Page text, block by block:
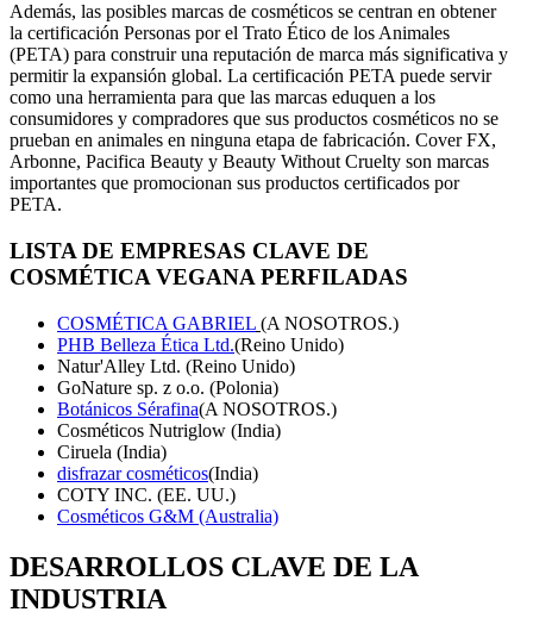
Además, las posibles marcas de cosméticos se centran en obtener
la certificación Personas por el Trato Ético de los Animales
(PETA) para construir una reputación de marca más significativa y
permitir la expansión global. La certificación PETA puede servir
como una herramienta para que las marcas eduquen a los
consumidores y compradores que sus productos cosméticos no se
prueban en animales en ninguna etapa de fabricación. Cover FX,
Arbonne, Pacifica Beauty y Beauty Without Cruelty son marcas
importantes que promocionan sus productos certificados por
PETA.
LISTA DE EMPRESAS CLAVE DE
COSMÉTICA VEGANA PERFILADAS
COSMÉTICA GABRIEL (A NOSOTROS.)
PHB Belleza Ética Ltd.(Reino Unido)
Natur'Alley Ltd. (Reino Unido)
GoNature sp. z o.o. (Polonia)
Botánicos Sérafina(A NOSOTROS.)
Cosméticos Nutriglow (India)
Ciruela (India)
disfrazar cosméticos(India)
COTY INC. (EE. UU.)
Cosméticos G&M (Australia)
DESARROLLOS CLAVE DE LA
INDUSTRIA